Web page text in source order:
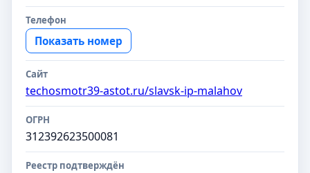
Телефон
Показать номер
Сайт
techosmotr39-astot.ru/slavsk-ip-malahov
ОГРН
312392623500081
Реестр подтверждён